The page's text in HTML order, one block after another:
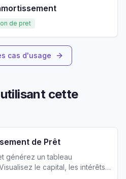
de pret
cas d'usage
cette
de Prêt
générez un tableau
le capital, les intérêts